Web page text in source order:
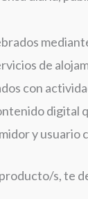
de
con
digital
y
s, te